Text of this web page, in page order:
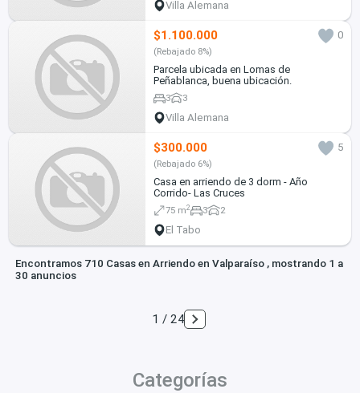
Villa Alemana
$1.100.000 0
(Rebajado 8%)
Parcela ubicada en Lomas de
Peñablanca, buena ubicación.
3 3
Villa Alemana
$300.000 5
(Rebajado 6%)
Casa en arriendo de 3 dorm - Año
Corrido- Las Cruces
75 m2 3 2
El Tabo
Encontramos 710 Casas en Arriendo en Valparaíso , mostrando 1 a
30 anuncios
1 / 24
Categorías